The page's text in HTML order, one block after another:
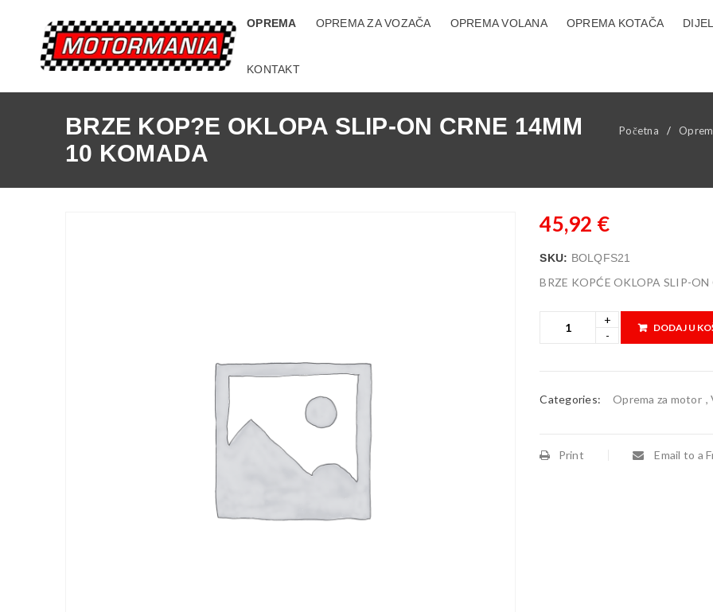
OPREMA OPREMA ZA VOZAČA OPREMA VOLANA OPREMA KOTAČA
KONTAKT
BRZE KOP?E OKLOPA SLIP-ON CRNE 14MM
10 KOMADA
Početna /
45,92 €
SKU: BOLQFS21
BRZE KOPĆE OKLOPA SLIP-
DODAJ U
Categories: Oprema za motor ,
Print Email to a